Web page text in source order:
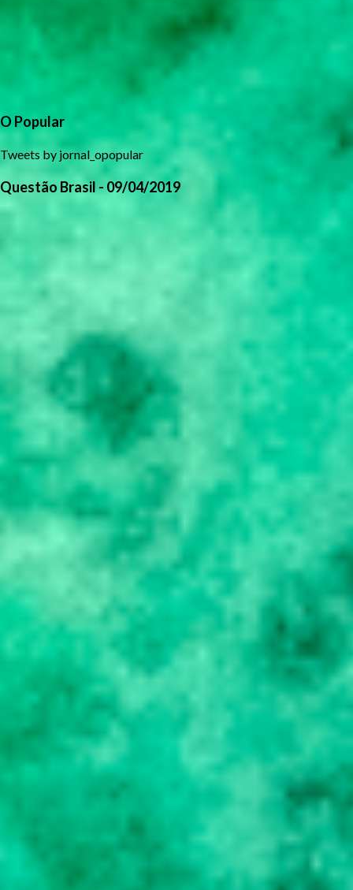
O Popular
Tweets by jornal_opopular
Questão Brasil - 09/04/2019